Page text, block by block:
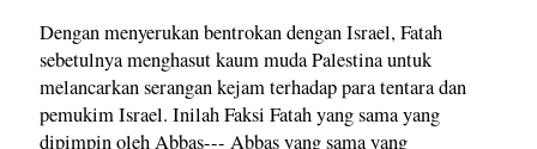
Dengan menyerukan bentrokan dengan Israel, Fatah
sebetulnya menghasut kaum muda Palestina untuk
melancarkan serangan kejam terhadap para tentara dan
pemukim Israel. Inilah Faksi Fatah yang sama yang
dipimpin oleh Abbas--- Abbas yang sama yang